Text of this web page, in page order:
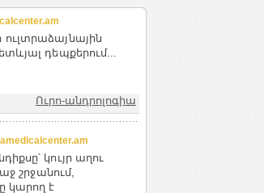
դեպքերում...
Ուրո-անդրոլոգիա
կույր աղու
շրջանում,
կարող է